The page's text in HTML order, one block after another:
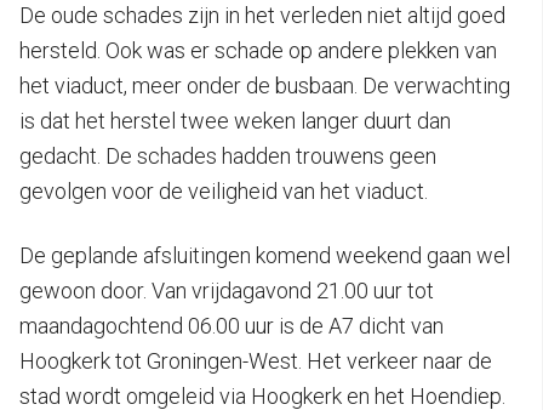
De oude schades zijn in het verleden niet altijd goed
hersteld. Ook was er schade op andere plekken van
het viaduct, meer onder de busbaan. De verwachting
is dat het herstel twee weken langer duurt dan
gedacht. De schades hadden trouwens geen
gevolgen voor de veiligheid van het viaduct.
De geplande afsluitingen komend weekend gaan wel
gewoon door. Van vrijdagavond 21.00 uur tot
maandagochtend 06.00 uur is de A7 dicht van
Hoogkerk tot Groningen-West. Het verkeer naar de
stad wordt omgeleid via Hoogkerk en het Hoendiep.